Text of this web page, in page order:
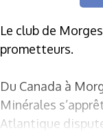
Le club de
prometteurs.
Du Canada à
Minérales
Atlantique